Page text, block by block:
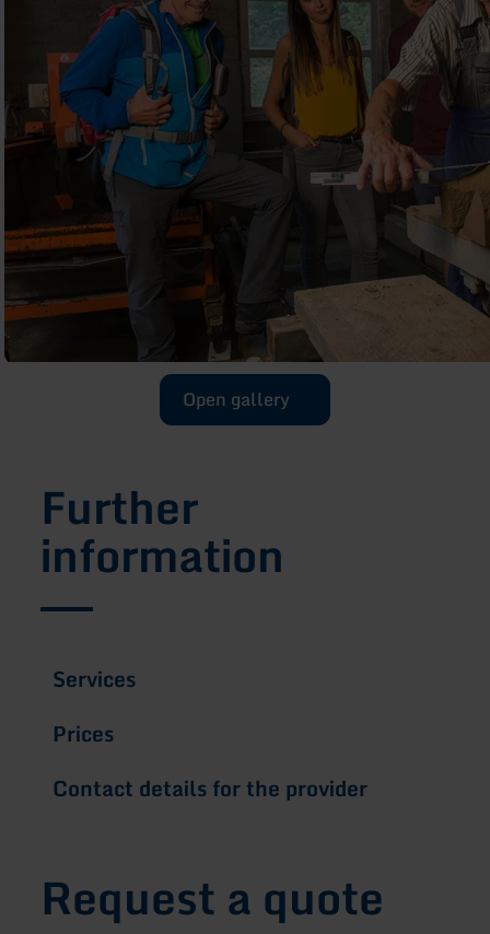
Open gallery
Further
information
Services
Prices
Contact details for the provider
Request a quote